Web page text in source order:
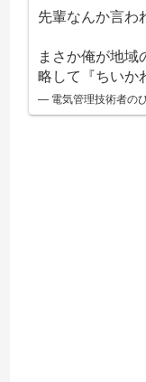
先輩なんか言わ
まさか俺が地域
略して『ちいか
— 電気管理技術者の